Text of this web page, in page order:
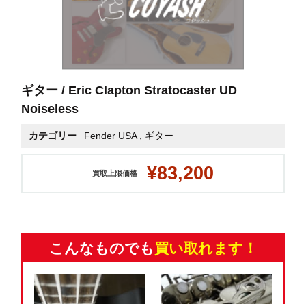
ギター / Eric Clapton Stratocaster UD
Noiseless
カテゴリー Fender USA , ギター
買取上限価格 ¥83,200
こんなものでも 買い取れます！